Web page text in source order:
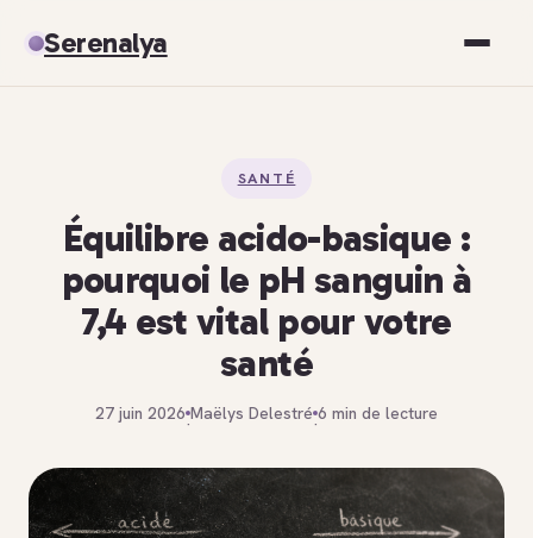
Serenalya
Spiritualité
Développement personnel
SANTÉ
Équilibre acido-basique :
pourquoi le pH sanguin à
7,4 est vital pour votre
santé
27 juin 2026
·
Maëlys Delestré
·
6 min de lecture